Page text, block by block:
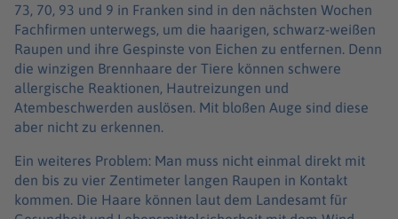
73, 70, 93 und 9 in Franken sind in den nächsten Wochen
Fachfirmen unterwegs, um die haarigen, schwarz-weißen
Raupen und ihre Gespinste von Eichen zu entfernen. Denn
die winzigen Brennhaare der Tiere können schwere
allergische Reaktionen, Hautreizungen und
Atembeschwerden auslösen. Mit bloßen Auge sind diese
aber nicht zu erkennen.
Ein weiteres Problem: Man muss nicht einmal direkt mit
den bis zu vier Zentimeter langen Raupen in Kontakt
kommen. Die Haare können laut dem Landesamt für